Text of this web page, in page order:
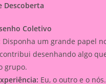
Descoberta
Coletivo
Disponha um grande papel
desenhando algo
grupo.
Eu, o outro e o nós.